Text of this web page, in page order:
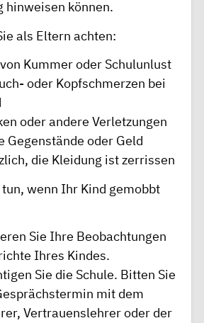
hinweisen können.
als Eltern achten:
Kummer oder Schulunlust
oder Kopfschmerzen bei
oder andere Verletzungen
Gegenstände oder Geld
die Kleidung ist zerrissen
tun, wenn Ihr Kind gemobbt
Sie Ihre Beobachtungen
Ihres Kindes.
Sie die Schule. Bitten Sie
mit dem
Vertrauenslehrer oder der